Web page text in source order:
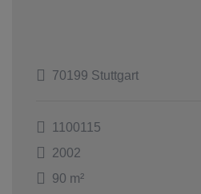
70199 Stuttgart
1100115
2002
90 m²